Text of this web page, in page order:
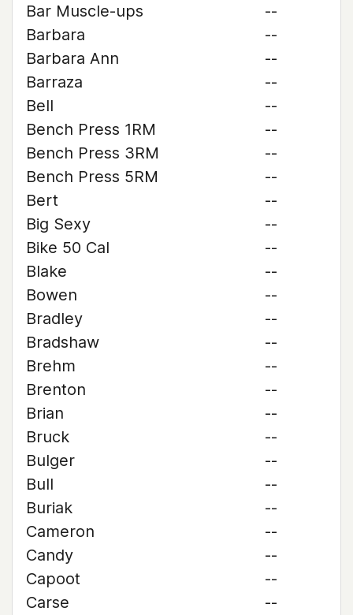
Bar Muscle-ups
--
Barbara
--
Barbara Ann
--
Barraza
--
Bell
--
Bench Press 1RM
--
Bench Press 3RM
--
Bench Press 5RM
--
Bert
--
Big Sexy
--
Bike 50 Cal
--
Blake
--
Bowen
--
Bradley
--
Bradshaw
--
Brehm
--
Brenton
--
Brian
--
Bruck
--
Bulger
--
Bull
--
Buriak
--
Cameron
--
Candy
--
Capoot
--
Carse
--